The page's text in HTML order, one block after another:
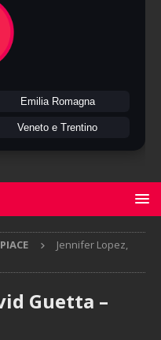
Emilia Romagna
Veneto e Trentino
Jennifer Lopez,
Guetta –